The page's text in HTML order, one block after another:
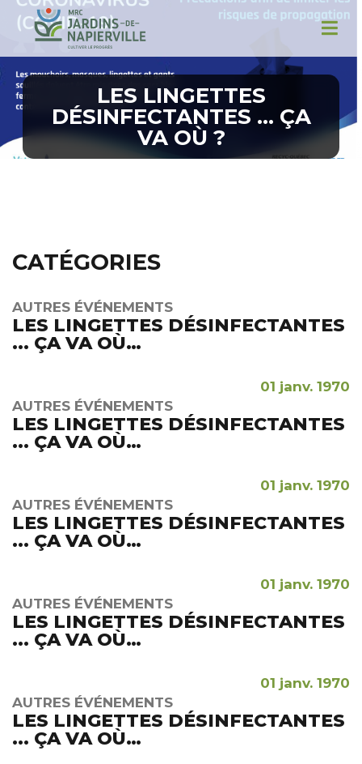
LES LINGETTES
DÉSINFECTANTES … ÇA
VA OÙ ?
CATÉGORIES
AUTRES ÉVÉNEMENTS
LES LINGETTES DÉSINFECTANTES
... ÇA VA OÙ…
01 janv. 1970
AUTRES ÉVÉNEMENTS
LES LINGETTES DÉSINFECTANTES
... ÇA VA OÙ…
01 janv. 1970
AUTRES ÉVÉNEMENTS
LES LINGETTES DÉSINFECTANTES
... ÇA VA OÙ…
01 janv. 1970
AUTRES ÉVÉNEMENTS
LES LINGETTES DÉSINFECTANTES
... ÇA VA OÙ…
01 janv. 1970
AUTRES ÉVÉNEMENTS
LES LINGETTES DÉSINFECTANTES
... ÇA VA OÙ…